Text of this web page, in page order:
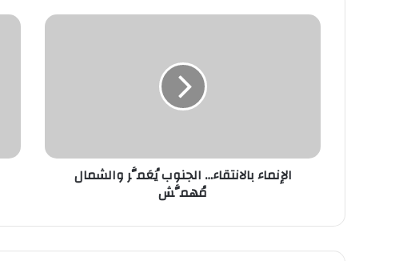
الإنماء بالانتقاء… الجنوب يُعَمَّر والشمال
مُهمَّش